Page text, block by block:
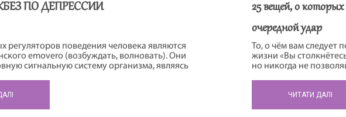
ПО ДЕПРЕССИИ
регуляторов поведения человека являются
emovero (возбуждать, волновать). Они
сигнальную систему организма, являясь
эта система дает сбой, это приводит к тяжелым
25 вещей, о
очередной удар
То, о чём вам следует
жизни «Вы
но никогда не
этого поражения
ЧИТАТИ ДАЛІ